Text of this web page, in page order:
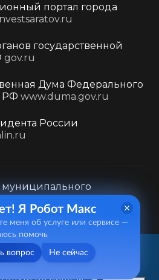
портал города
государственной
gov.ru
Дума Федерального
РФ www.duma.gov.ru
России
округа «Город
обработки
Первомайская, д. 78
лучшего
Я Робот Макс
меня об услуге или сервисе —
помочь
вопрос Не сейчас